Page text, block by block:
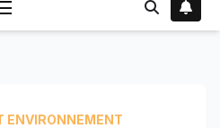
ENVIRONNEMENT